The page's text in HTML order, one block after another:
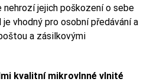
nehrozí jejich poškození o sebe
je vhodný pro osobní předávání a
a zásilkovými
kvalitní mikrovlnné vlnité